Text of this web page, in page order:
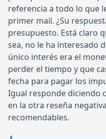
referencia a todo lo que
primer mail. ¿Su
presupuesto. Está claro
sea, no le ha interesado
único interés era el
perder el tiempo y que
fecha para pagar los
Igual responde diciendo
en la otra reseña
recomendables.